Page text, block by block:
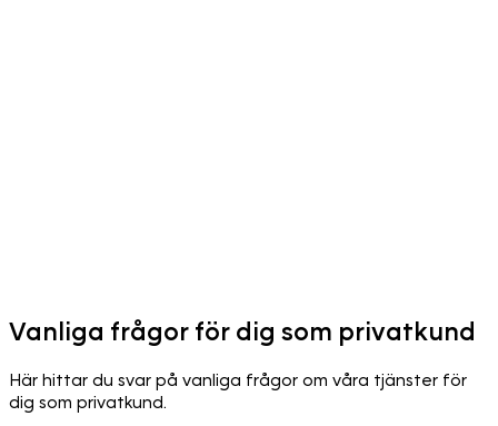
Vanliga frågor för dig som privatkund
Här hittar du svar på vanliga frågor om våra tjänster för
dig som privatkund.